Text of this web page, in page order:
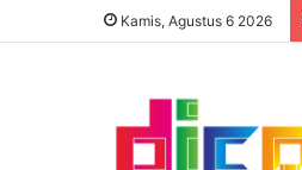
Kamis, Agustus 6 2026